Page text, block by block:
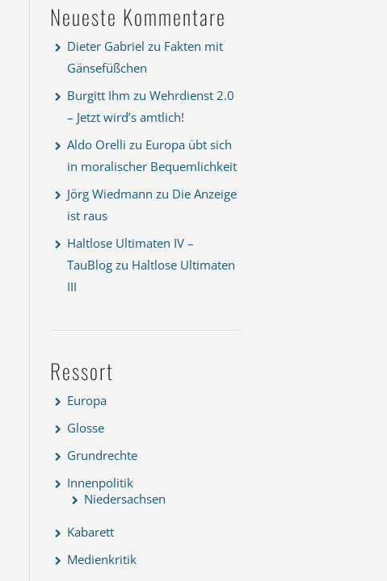
Neueste Kommentare
Dieter Gabriel zu Fakten mit
Gänsefüßchen
Burgitt Ihm zu Wehrdienst 2.0
– Jetzt wird’s amtlich!
Aldo Orelli zu Europa übt sich
in moralischer Bequemlichkeit
Jörg Wiedmann zu Die Anzeige
ist raus
Haltlose Ultimaten IV –
TauBlog zu Haltlose Ultimaten
III
Ressort
Europa
Glosse
Grundrechte
Innenpolitik
Niedersachsen
Kabarett
Medienkritik